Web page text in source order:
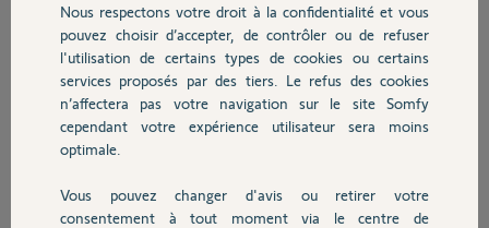
Chauffage
Autres produits
Devis avec un pro
dans la rue) sont
responsables de déclenchements intempestifs : "tentative de
déplacement de votre détecteur de mouvement".
Je débranche donc l'option "autoprotection" sur cet élément.
Nouveau déclenchement intempestif du même élément : je constate
dans l'application que la fonction "autoprotection" est activée !
En y regardant de plus près, je constate que le fait de désactiver cette
retourne pour constater que ladite "autoprotection est toujours
Nous respectons votre droit à la confidentialité et vous
pouvez choisir d’accepter, de contrôler ou de refuser
l'utilisation de certains types de cookies ou certains
services proposés par des tiers. Le refus des cookies
n’affectera pas votre navigation sur le site Somfy
cependant votre expérience utilisateur sera moins
optimale.
Vous pouvez changer d'avis ou retirer votre
consentement à tout moment via le centre de